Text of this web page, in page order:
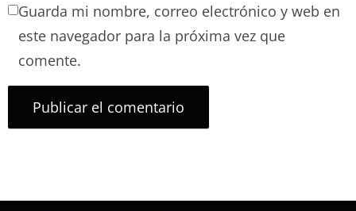
Guarda mi nombre, correo electrónico y web en
este navegador para la próxima vez que
comente.